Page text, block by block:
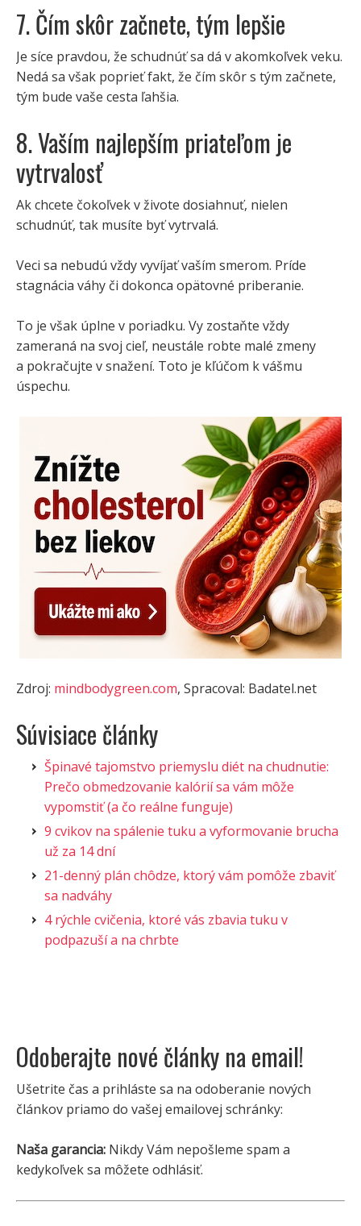
7. Čím skôr začnete, tým lepšie
Je síce pravdou, že schudnúť sa dá v akomkoľvek veku.
Nedá sa však poprieť fakt, že čím skôr s tým začnete,
tým bude vaše cesta ľahšia.
8. Vaším najlepším priateľom je
vytrvalosť
Ak chcete čokoľvek v živote dosiahnuť, nielen
schudnúť, tak musíte byť vytrvalá.
Veci sa nebudú vždy vyvíjať vaším smerom. Príde
stagnácia váhy či dokonca opätovné priberanie.
To je však úplne v poriadku. Vy zostaňte vždy
zameraná na svoj cieľ, neustále robte malé zmeny
a pokračujte v snažení. Toto je kľúčom k vášmu
úspechu.
Zdroj: mindbodygreen.com, Spracoval: Badatel.net
Súvisiace články
Špinavé tajomstvo priemyslu diét na chudnutie:
Prečo obmedzovanie kalórií sa vám môže
vypomstiť (a čo reálne funguje)
9 cvikov na spálenie tuku a vyformovanie brucha
už za 14 dní
21-denný plán chôdze, ktorý vám pomôže zbaviť
sa nadváhy
4 rýchle cvičenia, ktoré vás zbavia tuku v
podpazuší a na chrbte
Odoberajte nové články na email!
Ušetrite čas a prihláste sa na odoberanie nových
článkov priamo do vašej emailovej schránky:
Naša garancia: Nikdy Vám nepošleme spam a
kedykoľvek sa môžete odhlásiť.